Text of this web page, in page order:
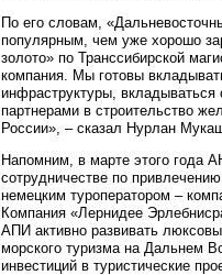
По его словам,
популярным, чем уже хорошо
золото» по Транссибирской
компания. Мы готовы
инфраструктуры,
партнерами в строительство
России», – сказал Нурлан
Напомним, в марте этого года
сотрудничестве по
немецким туроператором –
Компания «Лернидее
АПИ активно развивать
морского туризма на Дальнем
инвестиций в туристические